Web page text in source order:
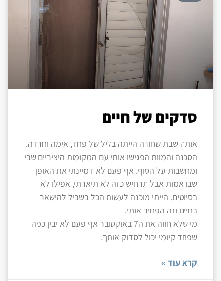
סדקים של חיים
אותה שבת שחורה הייתה בליל של פחד, אימה וחרדה.
הסכנה והמוות הפגישו אותי עם המקומות היציריים שבי
ומחשבות על הסוף. אף פעם לא דמיינתי את האופן
שבו אמות אבל תרחיש כזה לא תיארתי, אפילו לא
בסיוטים. הייתי מוכנה לעשות הכל בשביל להישאר
בחיים וזה הפחיד אותי.
מי שלא חווה את ה7 באוקטובר אף פעם לא יבין כמה
שפחד קיומי יכול לסדוק אותך.
קרא עוד »